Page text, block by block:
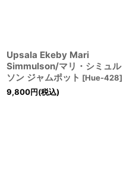
Upsala Ekeby Mari
Simmulson/マリ・シミュル
ソン ジャムポット [Hue-428]
9,800円(税込)